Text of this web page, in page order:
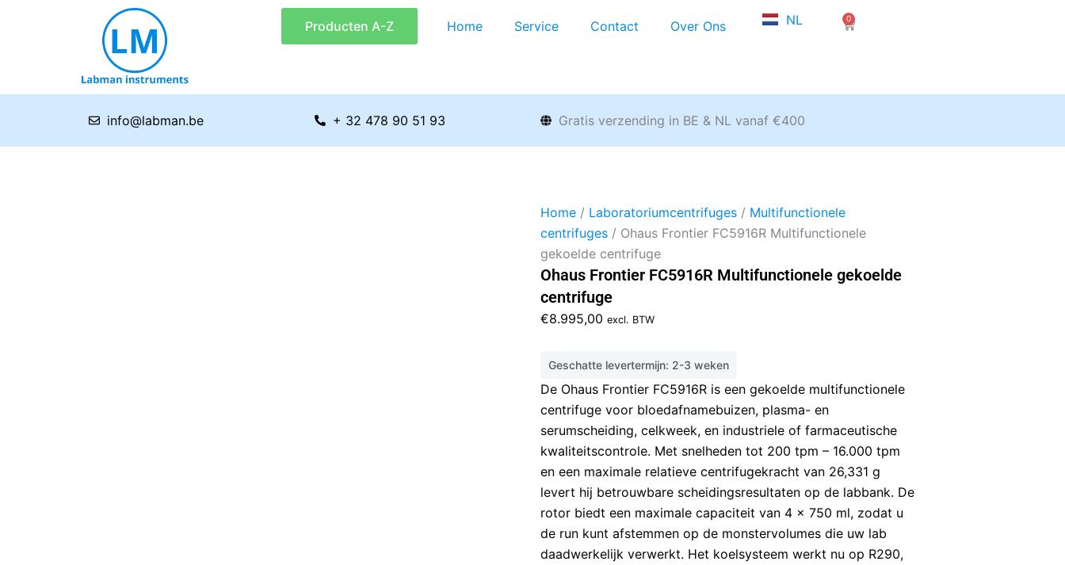
Producten A-Z Home Service Contact Over Ons NL
EN
0
Winkelwagen
info@labman.be + 32 478 90 51 93 Gratis verzending in BE & NL vanaf €400
Home / Laboratoriumcentrifuges / Multifunctionele
centrifuges / Ohaus Frontier FC5916R Multifunctionele
gekoelde centrifuge
Ohaus Frontier FC5916R Multifunctionele gekoelde
centrifuge
€8.995,00 excl. BTW
Geschatte levertermijn: 2-3 weken
De Ohaus Frontier FC5916R is een gekoelde multifunctionele
centrifuge voor bloedafnamebuizen, plasma- en
serumscheiding, celkweek, en industriele of farmaceutische
kwaliteitscontrole. Met snelheden tot 200 tpm – 16.000 tpm
en een maximale relatieve centrifugekracht van 26,331 g
levert hij betrouwbare scheidingsresultaten op de labbank. De
rotor biedt een maximale capaciteit van 4 x 750 ml, zodat u
de run kunt afstemmen op de monstervolumes die uw lab
daadwerkelijk verwerkt. Het koelsysteem werkt nu op R290,